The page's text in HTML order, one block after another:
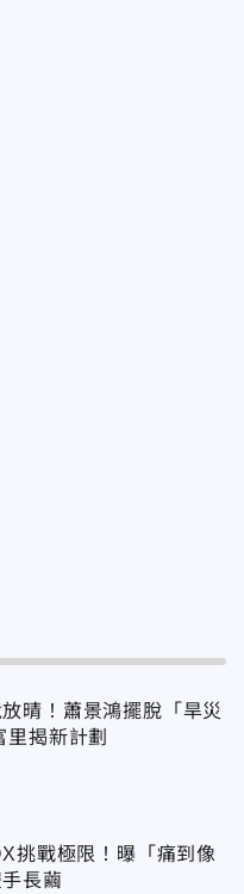
晴！蕭景鴻擺脫「旱災
富里揭新計劃
挑戰極限！曝「痛到像
長繭